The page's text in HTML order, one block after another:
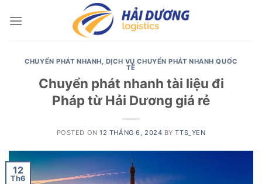
CHUYỂN PHÁT NHANH, DỊCH VỤ CHUYỂN PHÁT NHANH QUỐC
TẾ
Chuyển phát nhanh tài liệu đi
Pháp từ Hải Dương giá rẻ
POSTED ON12 THÁNG 6, 2024 BYTTS_YEN
12
Th6